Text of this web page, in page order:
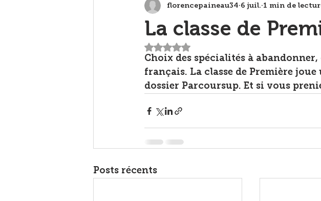
La classe de
florencepaineau34 6 juil. 1 min de
Noté NaN étoiles sur 5.
Choix des spécialités à
français. La classe de Première
dossier Parcoursup. Et si vous
Posts récents